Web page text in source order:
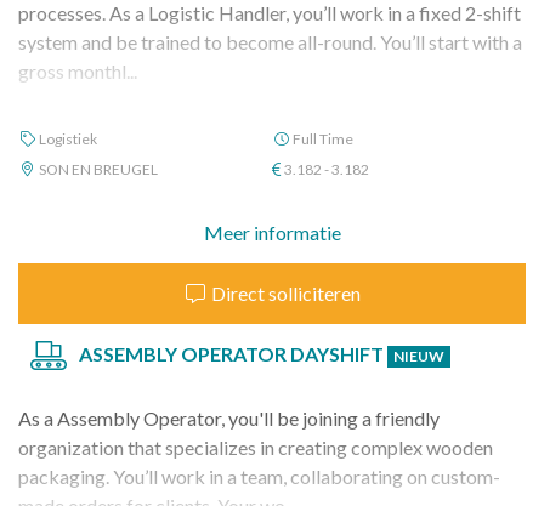
processes. As a Logistic Handler, you’ll work in a fixed 2-shift
system and be trained to become all-round. You’ll start with a
gross monthl...
Logistiek
Full Time
SON EN BREUGEL
3.182 - 3.182
Meer informatie
Direct solliciteren
ASSEMBLY OPERATOR DAYSHIFT NIEUW
As a Assembly Operator, you'll be joining a friendly
organization that specializes in creating complex wooden
packaging. You’ll work in a team, collaborating on custom-